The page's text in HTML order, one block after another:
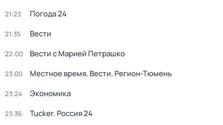
21:23 Погода 24
21:35 Вести
22:00 Вести с Марией Петрашко
23:00 Местное время. Вести. Регион-Тюмень
23:24 Экономика
23:36 Tucker. Россия 24